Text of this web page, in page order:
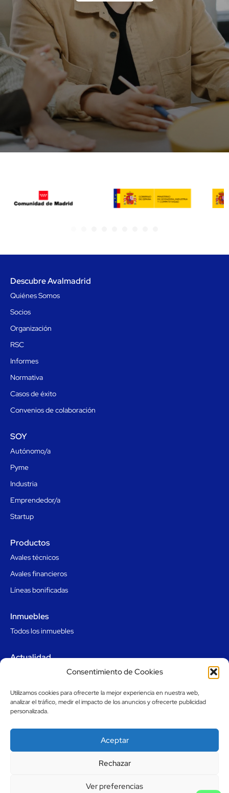
Consentimiento de Cookies
Utilizamos cookies para ofrecerte la mejor experiencia en nuestra web,
analizar el tráfico, medir el impacto de los anuncios y ofrecerte publicidad
personalizada.
Aceptar
Rechazar
Ver preferencias
Descubre Avalmadrid
Quiénes Somos
Socios
Organización
RSC
Informes
Normativa
Casos de éxito
Convenios de colaboración
SOY
Autónomo/a
Pyme
Industria
Emprendedor/a
Startup
Productos
Avales técnicos
Avales financieros
Líneas bonificadas
Inmuebles
Todos los inmuebles
Actualidad
Contacto
Ponte en contacto
Oficinas